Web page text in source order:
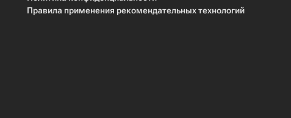
Правила применения рекомендательных технологий